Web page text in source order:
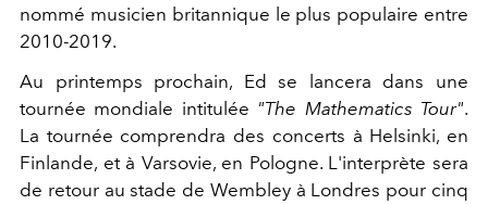
nommé musicien britannique le plus populaire entre
2010-2019.
Au printemps prochain, Ed se lancera dans une
tournée mondiale intitulée "The Mathematics Tour".
La tournée comprendra des concerts à Helsinki, en
Finlande, et à Varsovie, en Pologne. L'interprète sera
de retour au stade de Wembley à Londres pour cinq